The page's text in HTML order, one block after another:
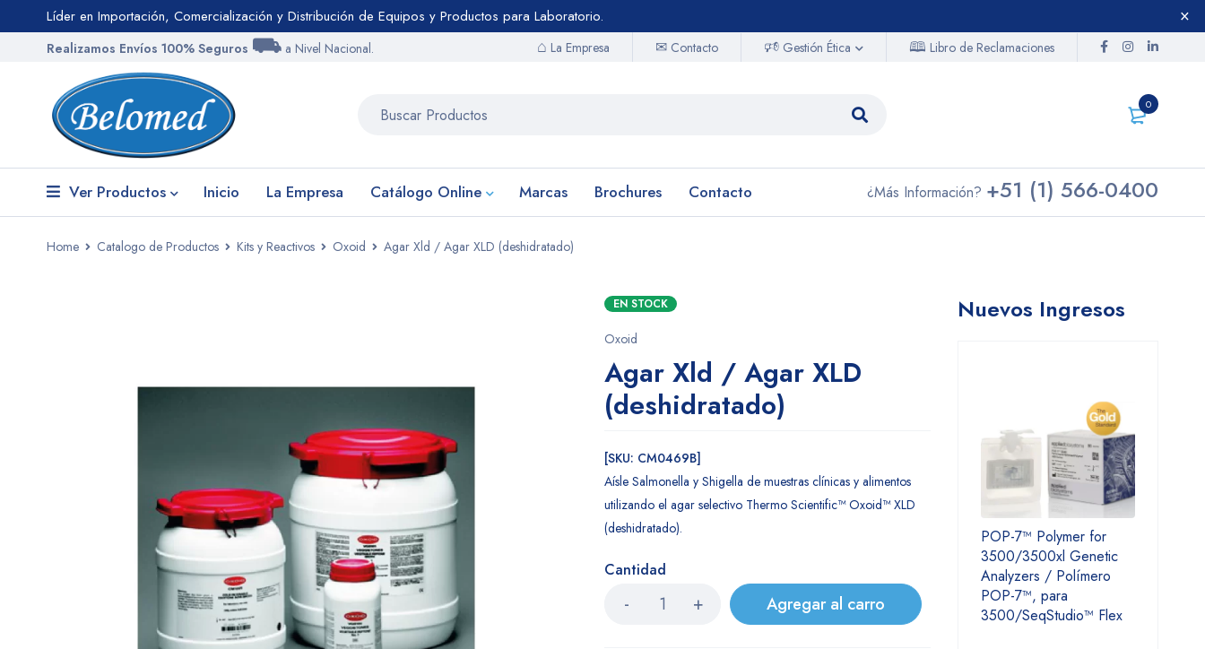
Líder en Importación, Comercialización y Distribución de Equipos y Productos para Laboratorio.
Realizamos Envíos 100% Seguros ⛟ a Nivel Nacional. ⌂ La Empresa ✉ Contacto 🕫 Gestión Ética 🕮 Libro de Reclamaciones
0
Ver Productos Inicio La Empresa Catálogo Online Marcas Brochures Contacto ¿Más Información? +51 (1) 566-0400
Home Catalogo de Productos Kits y Reactivos Oxoid Agar Xld / Agar XLD (deshidratado)
EN STOCK
Oxoid
Agar Xld / Agar XLD
(deshidratado)
[SKU: CM0469B]
Aísle Salmonella y Shigella de muestras clínicas y alimentos
utilizando el agar selectivo Thermo Scientific™ Oxoid™ XLD
(deshidratado).
Cantidad
Agregar al carro
Nuevos Ingresos
POP-7™ Polymer for
3500/3500xl Genetic
Analyzers / Polímero
POP-7™, para
3500/SeqStudio™ Flex